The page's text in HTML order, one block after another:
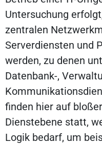
Untersuchung
zentralen
Serverdiensten und
werden, zu denen
Datenbank-,
finden hier auf
Dienstebene statt,
Logik bedarf, um